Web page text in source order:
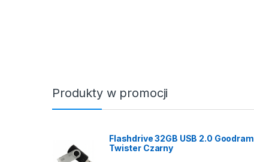
Produkty w promocji
Flashdrive 32GB USB 2.0 Goodram
Twister Czarny